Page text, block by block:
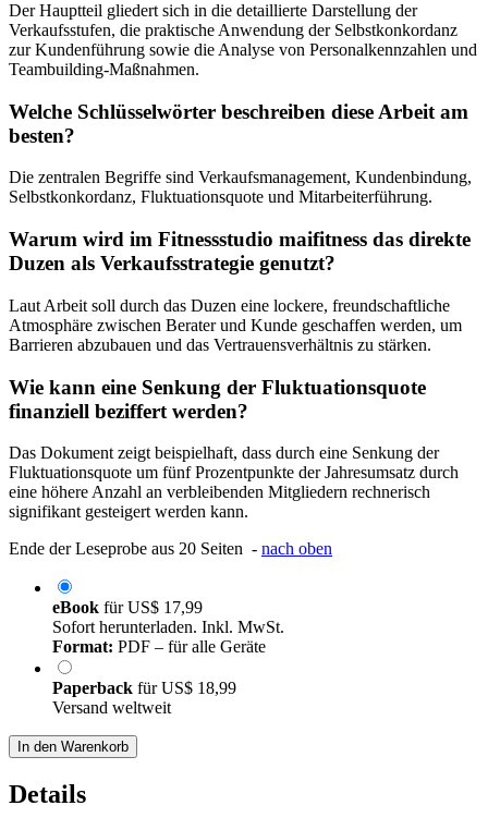
Der Hauptteil gliedert sich in die detaillierte Darstellung der
Verkaufsstufen, die praktische Anwendung der Selbstkonkordanz
zur Kundenführung sowie die Analyse von Personalkennzahlen und
Teambuilding-Maßnahmen.
Welche Schlüsselwörter beschreiben diese Arbeit am
besten?
Die zentralen Begriffe sind Verkaufsmanagement, Kundenbindung,
Selbstkonkordanz, Fluktuationsquote und Mitarbeiterführung.
Warum wird im Fitnessstudio maifitness das direkte
Duzen als Verkaufsstrategie genutzt?
Laut Arbeit soll durch das Duzen eine lockere, freundschaftliche
Atmosphäre zwischen Berater und Kunde geschaffen werden, um
Barrieren abzubauen und das Vertrauensverhältnis zu stärken.
Wie kann eine Senkung der Fluktuationsquote
finanziell beziffert werden?
Das Dokument zeigt beispielhaft, dass durch eine Senkung der
Fluktuationsquote um fünf Prozentpunkte der Jahresumsatz durch
eine höhere Anzahl an verbleibenden Mitgliedern rechnerisch
signifikant gesteigert werden kann.
Ende der Leseprobe aus 20 Seiten - nach oben
eBook fürUS$ 17,99
Sofort herunterladen. Inkl. MwSt.
Format: PDF – für alle Geräte
Paperback fürUS$ 18,99
Versand weltweit
In den Warenkorb
Details